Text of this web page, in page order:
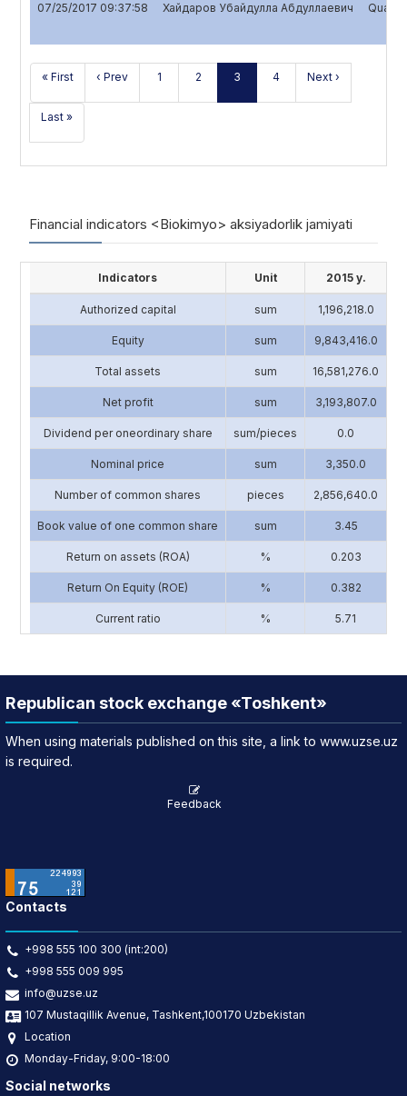
07/25/2017 09:37:58 Хайдаров Убайдулла Абдуллаевич
« First ‹ Prev 1 2 3 4 Next ›
Last »
Financial indicators <Biokimyo> aksiyadorlik jamiyati
Indicators Unit 2015 y.
Authorized capital sum 1,196,218.0
Equity sum 9,843,416.0
Total assets sum 16,581,276.0
Net profit sum 3,193,807.0
Dividend per oneordinary share sum/pieces 0.0
Nominal price sum 3,350.0
Number of common shares pieces 2,856,640.0
Book value of one common share sum 3.45
Return on assets (ROA) % 0.203
Return On Equity (ROE) % 0.382
Current ratio % 5.71
Republican stock exchange «Toshkent»
When using materials published on this site, a link to www.uzse.uz
is required.
Feedback
Contacts
+998 555 100 300 (int:200)
+998 555 009 995
info@uzse.uz
107 Mustaqillik Avenue, Tashkent,100170 Uzbekistan
Location
Monday-Friday, 9:00-18:00
Social networks